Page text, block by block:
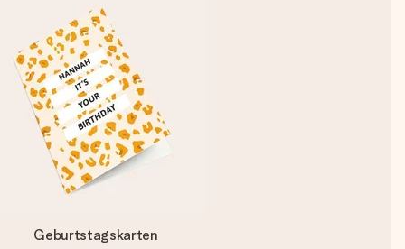
Geburtstagskarten